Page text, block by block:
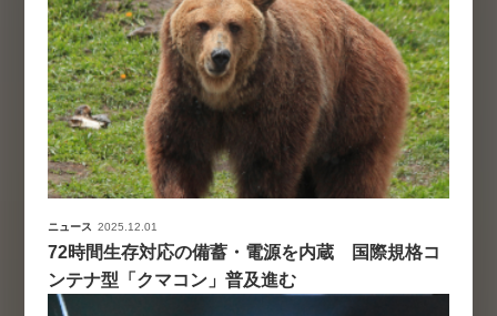
ニュース 2025.12.01
72時間生存対応の備蓄・電源を内蔵 国際規格コ
ンテナ型「クマコン」普及進む